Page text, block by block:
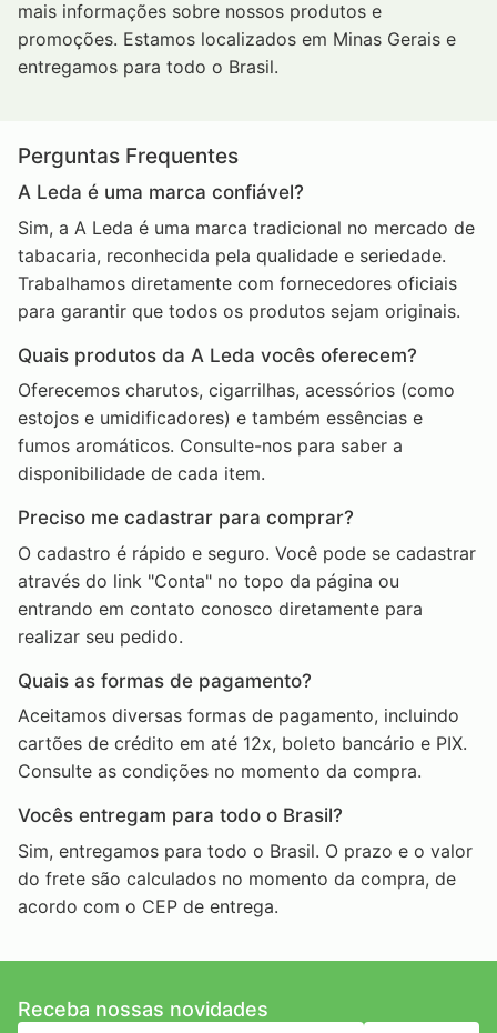
mais informações sobre nossos produtos e
promoções. Estamos localizados em Minas Gerais e
entregamos para todo o Brasil.
Perguntas Frequentes
A Leda é uma marca confiável?
Sim, a A Leda é uma marca tradicional no mercado de
tabacaria, reconhecida pela qualidade e seriedade.
Trabalhamos diretamente com fornecedores oficiais
para garantir que todos os produtos sejam originais.
Quais produtos da A Leda vocês oferecem?
Oferecemos charutos, cigarrilhas, acessórios (como
estojos e umidificadores) e também essências e
fumos aromáticos. Consulte-nos para saber a
disponibilidade de cada item.
Preciso me cadastrar para comprar?
O cadastro é rápido e seguro. Você pode se cadastrar
através do link "Conta" no topo da página ou
entrando em contato conosco diretamente para
realizar seu pedido.
Quais as formas de pagamento?
Aceitamos diversas formas de pagamento, incluindo
cartões de crédito em até 12x, boleto bancário e PIX.
Consulte as condições no momento da compra.
Vocês entregam para todo o Brasil?
Sim, entregamos para todo o Brasil. O prazo e o valor
do frete são calculados no momento da compra, de
acordo com o CEP de entrega.
Receba nossas novidades